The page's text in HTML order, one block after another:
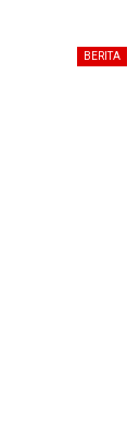
BERITA